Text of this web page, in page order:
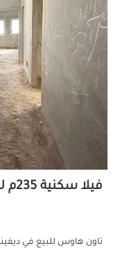
فيلا سكنية 235م للبيع كاش بالشروق القاهرة
تاون هاوس للبيع في